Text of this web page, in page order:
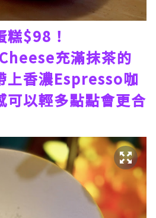
糕$98！
充滿抹茶的
上香濃Espresso咖
可以輕多點點會更合